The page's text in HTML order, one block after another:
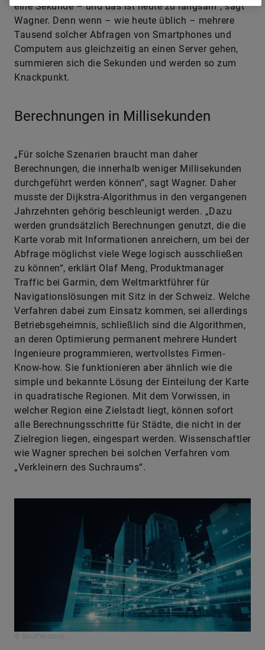
eine Sekunde – und das ist heute zu langsam“, sagt
Wagner. Denn wenn – wie heute üblich – mehrere
Tausend solcher Abfragen von Smartphones und
Computern aus gleichzeitig an einen Server gehen,
summieren sich die Sekunden und werden so zum
Knackpunkt.
Berechnungen in Millisekunden
„Für solche Szenarien braucht man daher
Berechnungen, die innerhalb weniger Millisekunden
durchgeführt werden können“, sagt Wagner. Daher
musste der Dijkstra-Algorithmus in den vergangenen
Jahrzehnten gehörig beschleunigt werden. „Dazu
werden grundsätzlich Berechnungen genutzt, die die
Karte vorab mit Informationen anreichern, um bei der
Abfrage möglichst viele Wege logisch ausschließen
zu können“, erklärt Olaf Meng, Produktmanager
Traffic bei Garmin, dem Weltmarktführer für
Navigationslösungen mit Sitz in der Schweiz. Welche
Verfahren dabei zum Einsatz kommen, sei allerdings
Betriebsgeheimnis, schließlich sind die Algorithmen,
an deren Optimierung permanent mehrere Hundert
Ingenieure programmieren, wertvollstes Firmen-
Know-how. Sie funktionieren aber ähnlich wie die
simple und bekannte Lösung der Einteilung der Karte
in quadratische Regionen. Mit dem Vorwissen, in
welcher Region eine Zielstadt liegt, können sofort
alle Berechnungsschritte für Städte, die nicht in der
Zielregion liegen, eingespart werden. Wissenschaftler
wie Wagner sprechen bei solchen Verfahren vom
„Verkleinern des Suchraums“.